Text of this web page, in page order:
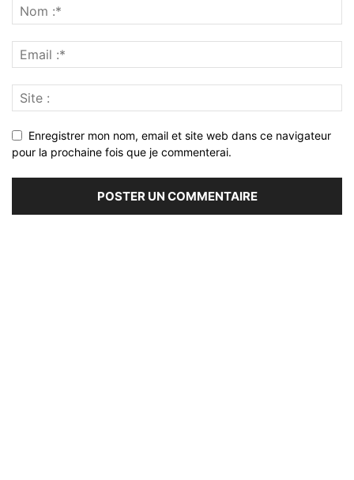
Enregistrer mon nom, email et site web dans ce navigateur
pour la prochaine fois que je commenterai.